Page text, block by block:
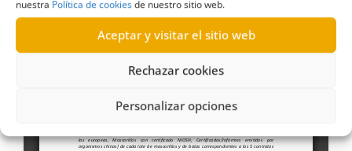
nuestra Política de cookiesde nuestro sitio web.
Aceptar y visitar el sitio web
Rechazar cookies
Personalizar opciones